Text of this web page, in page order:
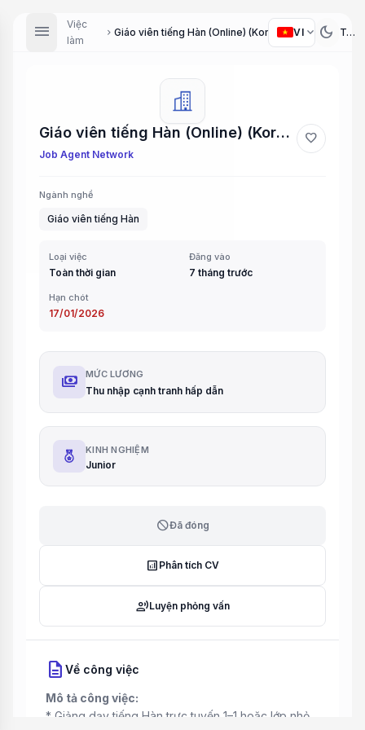
menu
Việc
làm
chevron_right Giáo viên tiếng Hàn (Online) (Korean Language Teacher (Online))
VI expand_more dark_mode
Giáo viên tiếng Hàn (Online) (Korean Language Teacher (Online))
Job Agent Network
favorite
Ngành nghề
Giáo viên tiếng Hàn
Loại việc
Toàn thời gian
Đăng vào
7 tháng trước
Hạn chót
17/01/2026
payments MỨC LƯƠNG
Thu nhập cạnh tranh hấp dẫn
KINH NGHIỆM
Junior
blockĐã đóng
analytics Phân tích CV
record_voice_overLuyện phỏng vấn
description Về công việc
Mô tả công việc:
* Giảng dạy tiếng Hàn trực tuyến 1–1 hoặc lớp nhỏ